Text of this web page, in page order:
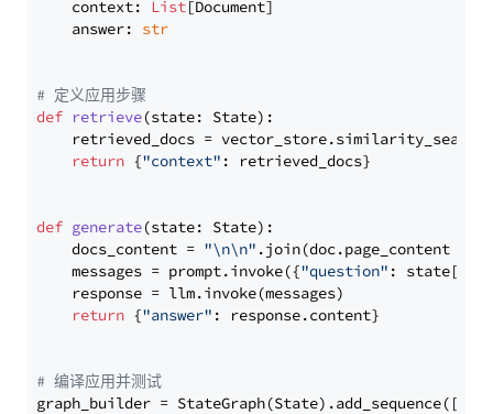
    context:
List[Document]
    answer:
str
# 定义应用步骤
def retrieve(state: State):
retrieved_docs =
return {"context" : retrieved_docs}
def generate(state: State):
    docs_content =
"\n\n" .join(doc.page_content
    messages = prompt.invoke({
"question" : state[
    response = llm.invoke(messages)
return {"answer" : response.content}
# 编译应用并测试
graph_builder =